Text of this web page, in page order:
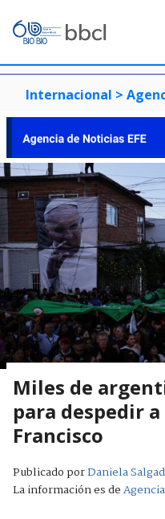
Internacional >
Miles de
para despedir
Francisco
Publicado porDaniela
La información es de